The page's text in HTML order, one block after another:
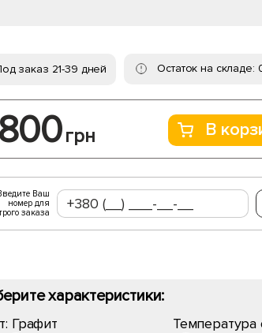
заказ 21-39 дней Остаток на складе:
грн В
Ваш
номер для
заказа
характеристики:
Графит Температура